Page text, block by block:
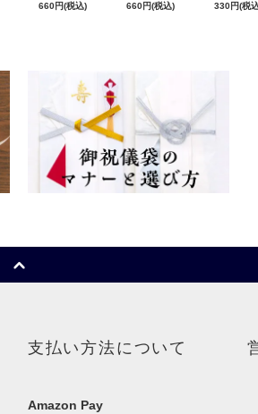
660円(税込)
660円(税込)
330円(税
支払い方法について
Amazon Pay